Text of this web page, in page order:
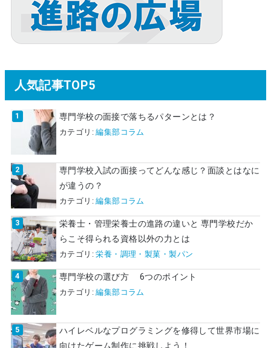
人気記事TOP5
専門学校の面接で落ちるパターンとは？
カテゴリ:編集部コラム
専門学校入試の面接ってどんな感じ？面談とはなに
が違うの？
カテゴリ:編集部コラム
栄養士・管理栄養士の進路の違いと 専門学校だか
らこそ得られる資格以外の力とは
カテゴリ:栄養・調理・製菓・製パン
専門学校の選び方 6つのポイント
カテゴリ:編集部コラム
ハイレベルなプログラミングを修得して世界市場に
向けたゲーム制作に挑戦しよう！